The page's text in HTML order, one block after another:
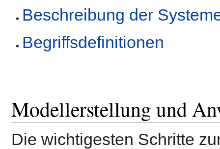
Beschreibung der
Begriffsdefinitionen
Modellerstellung und
Die wichtigesten Schritte